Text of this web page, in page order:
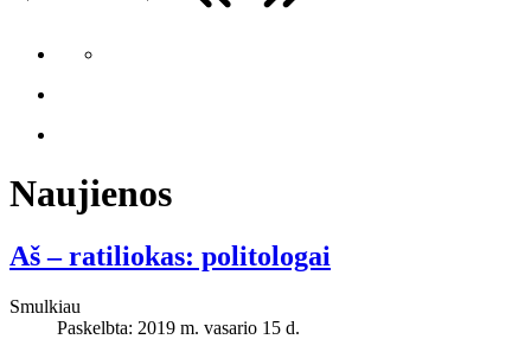
Naujienos
Aš – ratiliokas: politologai
Smulkiau
Paskelbta: 2019 m. vasario 15 d.